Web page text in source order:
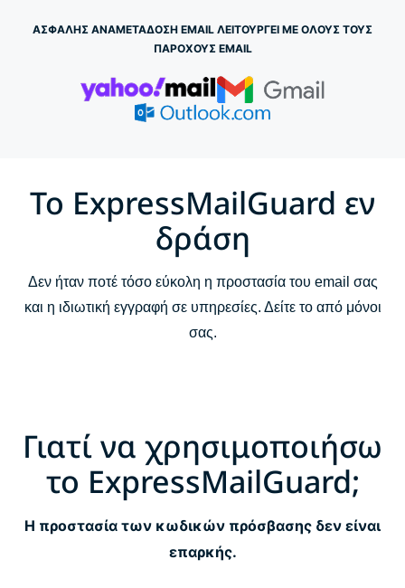
Το ExpressMailGuard εν δράση
Γιατί να χρησιμοποιήσω το ExpressMailGuard;
Λειτουργίες του ExpressMailGuard
ΑΣΦΑΛΗΣ ΑΝΑΜΕΤΑΔΟΣΗ EMAIL ΛΕΙΤΟΥΡΓΕΊ ΜΕ ΟΛΟΥΣ ΤΟΥΣ
ΠΑΡΟΧΟΥΣ EMAIL
Το ExpressMailGuard εν
δράση
Δεν ήταν ποτέ τόσο εύκολη η προστασία του email σας
και η ιδιωτική εγγραφή σε υπηρεσίες. Δείτε το από μόνοι
σας.
Γιατί να χρησιμοποιήσω
το ExpressMailGuard;
Η προστασία των κωδικών πρόσβασης δεν είναι
επαρκής.